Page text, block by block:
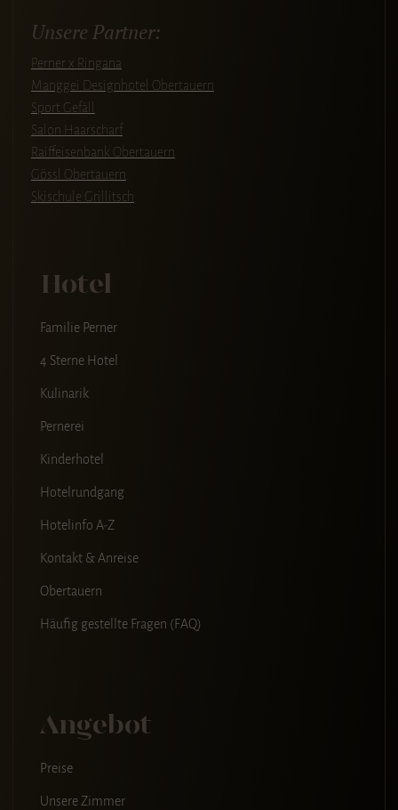
Unsere Partner:
Perner x Ringana
Manggei Designhotel Obertauern
Sport Gefäll
Salon Haarscharf
Raiffeisenbank Obertauern
Gössl Obertauern
Skischule Grillitsch
Hotel
Familie Perner
4 Sterne Hotel
Kulinarik
Pernerei
Kinderhotel
Hotelrundgang
Hotelinfo A-Z
Kontakt & Anreise
Obertauern
Häufig gestellte Fragen (FAQ)
Angebot
Preise
Unsere Zimmer